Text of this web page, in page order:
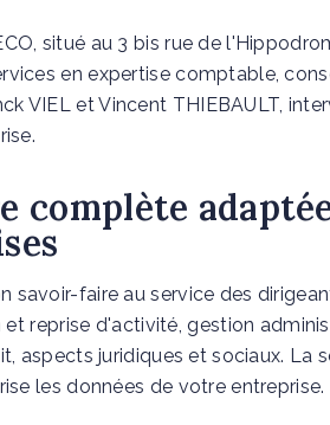
situé au 3 bis rue de
en expertise comptable,
VIEL et Vincent THIEBAULT,
complète
savoir-faire au service des
et reprise d'activité, gestion
aspects juridiques et sociaux. La
les données de votre entreprise.